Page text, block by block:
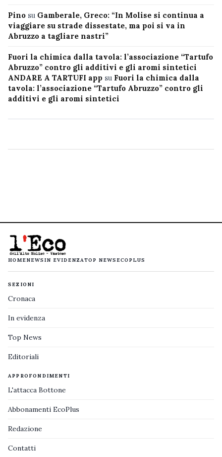
Pino su Gamberale, Greco: “In Molise si continua a
viaggiare su strade dissestate, ma poi si va in
Abruzzo a tagliare nastri”
Fuori la chimica dalla tavola: l’associazione “Tartufo
Abruzzo” contro gli additivi e gli aromi sintetici
ANDARE A TARTUFI app su Fuori la chimica dalla
tavola: l’associazione “Tartufo Abruzzo” contro gli
additivi e gli aromi sintetici
HOMENEWS IN EVIDENZATOP NEWS ECOPLUS
SEZIONI
Cronaca
In evidenza
Top News
Editoriali
APPROFONDIMENTI
L'attacca Bottone
Abbonamenti EcoPlus
Redazione
Contatti